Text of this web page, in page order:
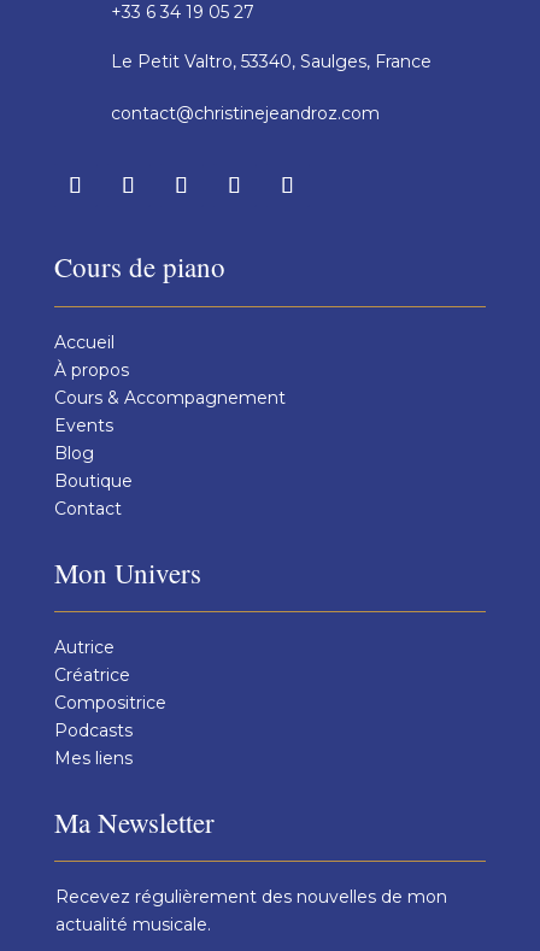
+33 6 34 19 05 27
Le Petit Valtro, 53340, Saulges, France
contact@christinejeandroz.com
Cours de piano
Accueil
À propos
Cours & Accompagnement
Events
Blog
Boutique
Contact
Mon Univers
Autrice
Créatrice
Compositrice
Podcasts
Mes liens
Ma Newsletter
Recevez régulièrement des nouvelles de mon
actualité musicale.